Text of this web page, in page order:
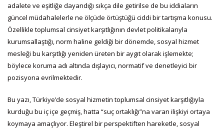
adalete ve eşitliğe dayandığı sıkça dile getirilse de bu iddiaların
güncel müdahalelerle ne ölçüde örtüştüğü ciddi bir tartışma konusu.
Özellikle toplumsal cinsiyet karşıtlığının devlet politikalarıyla
kurumsallaştığı, norm haline geldiği bir dönemde, sosyal hizmet
mesleği bu karşıtlığı yeniden üreten bir aygıt olarak işlemekte;
böylece koruma adı altında dışlayıcı, normatif ve denetleyici bir
pozisyona evrilmektedir.
Bu yazı, Türkiye’de sosyal hizmetin toplumsal cinsiyet karşıtlığıyla
kurduğu bu iç içe geçmiş, hatta “suç ortaklığı”na varan ilişkiyi ortaya
koymaya amaçlıyor. Eleştirel bir perspektiften hareketle, sosyal